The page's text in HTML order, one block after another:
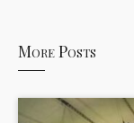
More Posts